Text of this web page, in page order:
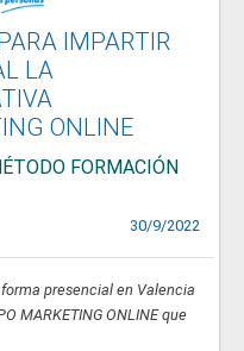
IMPARTIR
LA
ONLINE
FORMACIÓN
30/9/2022
presencial en Valencia
MARKETING ONLINE que